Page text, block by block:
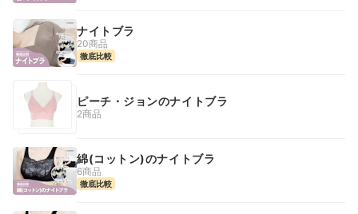
ナイトブラ
20商品
徹底比較
ピーチ・ジョンのナイトブラ
2商品
綿(コットン)のナイトブラ
6商品
徹底比較